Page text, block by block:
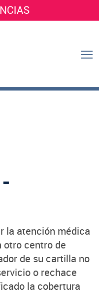
la atención médica
otro centro de
de su cartilla no
o rechace
la cobertura